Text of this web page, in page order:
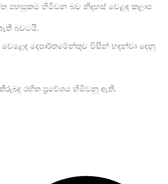
පහසුකම හිමිවන බව නිදහස් වෙළඳ කලාප
බවටයි.
දෙපාර්තමේන්තුව විසින් හඳුන්වා දෙනු
රහිත ප්‍රවේශය හිමිවනු ඇති.